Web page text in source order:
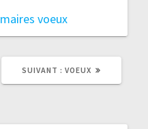
maires voeux
SUIVANT : VOEUX